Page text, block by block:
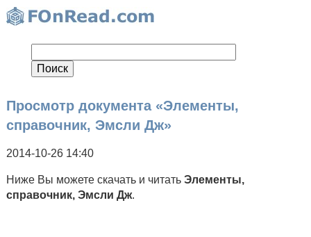
Просмотр документа «Элементы,
справочник, Эмсли Дж»
2014-10-26 14:40
Ниже Вы можете скачать и читать Элементы,
справочник, Эмсли Дж.